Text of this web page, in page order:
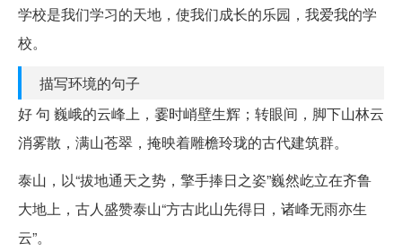
学校是我们学习的天地，使我们成长的乐园，我爱我的学
校。
描写环境的句子
好 句 巍峨的云峰上，霎时峭壁生辉；转眼间，脚下山林云
消雾散，满山苍翠，掩映着雕檐玲珑的古代建筑群。
泰山，以“拔地通天之势，擎手捧日之姿”巍然屹立在齐鲁
大地上，古人盛赞泰山“方古此山先得日，诸峰无雨亦生
云”。